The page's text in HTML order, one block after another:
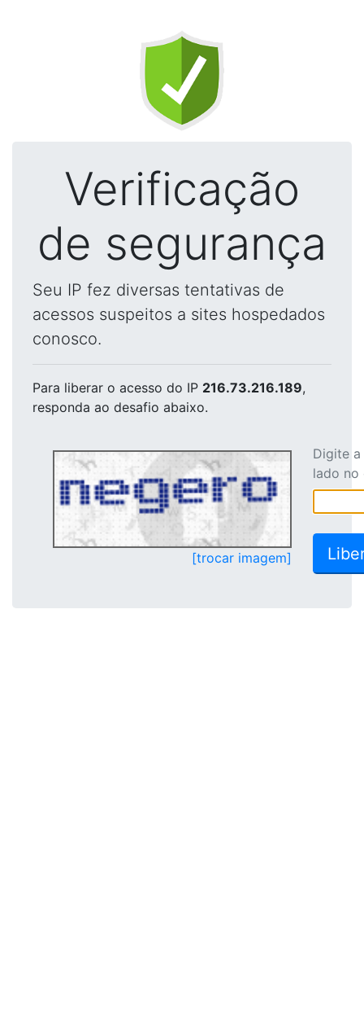
Verificação
de segurança
Seu IP fez diversas tentativas de
acessos suspeitos a sites hospedados
conosco.
Para liberar o acesso do IP 216.73.216.189,
responda ao desafio abaixo.
[trocar imagem]
Digite
lado no